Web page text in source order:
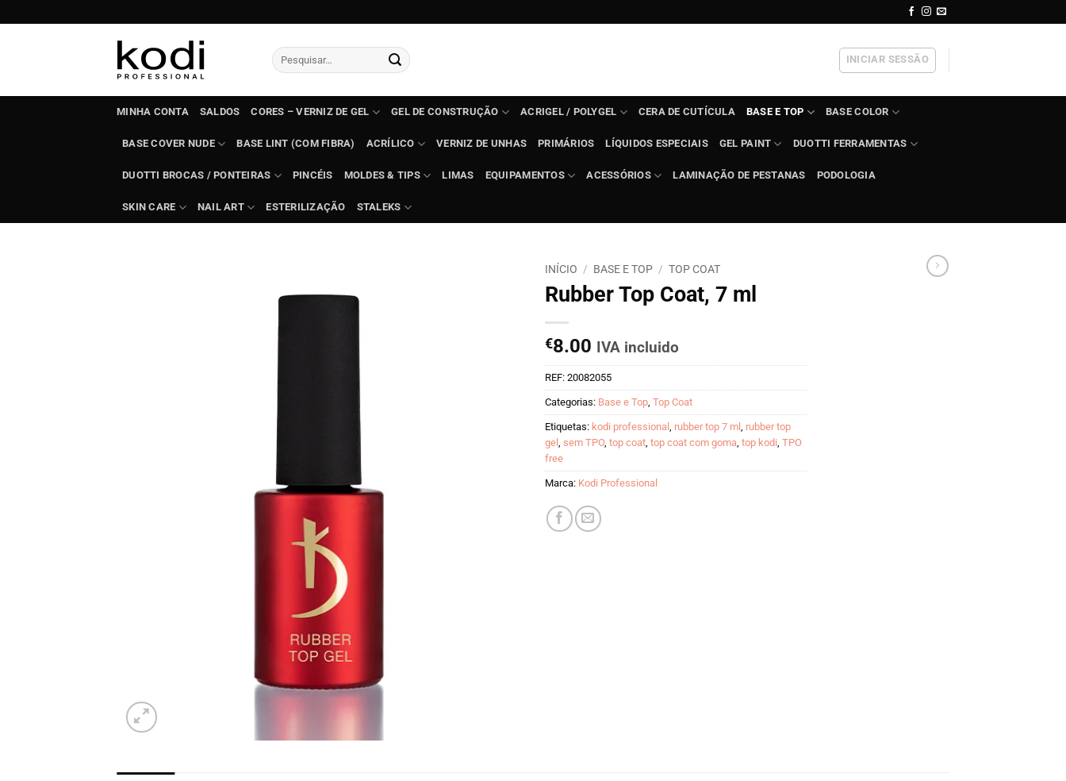
to
Pesquisar
por:
INICIAR SESSÃO
MINHA CONTA SALDOS CORES – VERNIZ DE GEL GEL DE CONSTRUÇÃO ACRIGEL / POLYGEL CERA DE CUTÍCULA BASE E TOP BASE COLOR
BASE COVER NUDE BASE LINT (COM FIBRA) ACRÍLICO VERNIZ DE UNHAS PRIMÁRIOS LÍQUIDOS ESPECIAIS GEL PAINT DUOTTI FERRAMENTAS
DUOTTI BROCAS / PONTEIRAS PINCÉIS MOLDES & TIPS LIMAS EQUIPAMENTOS ACESSÓRIOS LAMINAÇÃO DE PESTANAS PODOLOGIA
SKIN CARE NAIL ART ESTERILIZAÇÃO STALEKS
INÍCIO / BASE E TOP / TOP COAT
Rubber Top Coat, 7 ml
€8.00 IVA incluido
REF: 20082055
Categorias: Base e Top Top Coat
Etiquetas: kodi professional rubber top 7 ml
rubber top
gel sem TPO, top coat top coat com goma top kodi TPO
free
Marca: Kodi Professional